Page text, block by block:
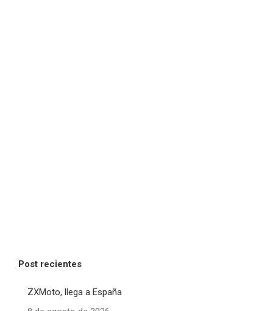
Post recientes
ZXMoto, llega a España